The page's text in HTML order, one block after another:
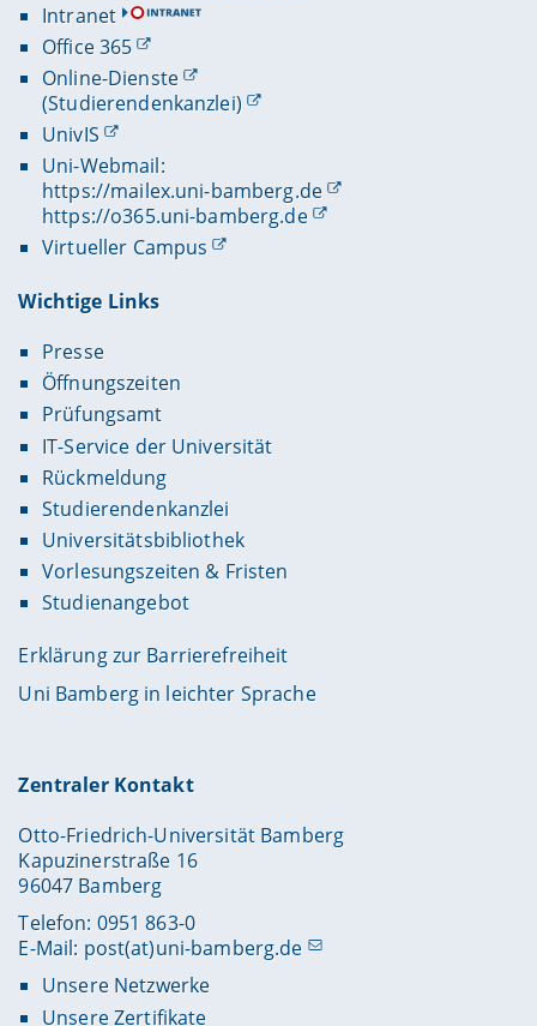
Intranet
Office 365
Online-Dienste
(Studierendenkanzlei)
UnivIS
Uni-Webmail:
https://mailex.uni-bamberg.de
https://o365.uni-bamberg.de
Virtueller Campus
Wichtige Links
Presse
Öffnungszeiten
Prüfungsamt
IT-Service der Universität
Rückmeldung
Studierendenkanzlei
Universitätsbibliothek
Vorlesungszeiten & Fristen
Studienangebot
Erklärung zur Barrierefreiheit
Uni Bamberg in leichter Sprache
Zentraler Kontakt
Otto-Friedrich-Universität Bamberg
Kapuzinerstraße 16
96047 Bamberg
Telefon: 0951 863-0
E-Mail: post(at)uni-bamberg.de
Unsere Netzwerke
Unsere Zertifikate